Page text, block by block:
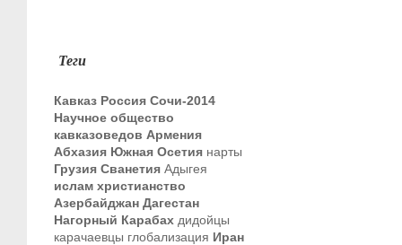
Теги
Кавказ Россия Сочи-2014
Научное общество
кавказоведов Армения
Абхазия Южная Осетия нарты
Грузия Сванетия Адыгея
ислам христианство
Азербайджан Дагестан
Нагорный Карабах дидойцы
карачаевцы глобализация Иран